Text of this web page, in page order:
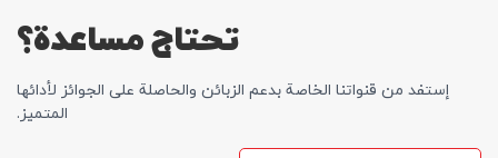
تحتاج مساعدة؟
إستفد من قنواتنا الخاصة بدعم الزبائن والحاصلة علی الجوائز لأدائها
المتمیز.